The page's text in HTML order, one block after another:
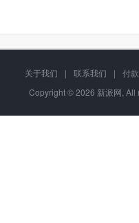
关于我们 | 联系我们 |
付
Copyright © 2026 新派网 ,